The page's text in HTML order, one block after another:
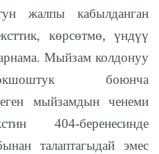
жалпы кабылданган
көрсөтмө, үндүү
Мыйзам колдонуу
боюнча
мыйзамдын ченеми
404-беренесинде
талаптагыдай эмес